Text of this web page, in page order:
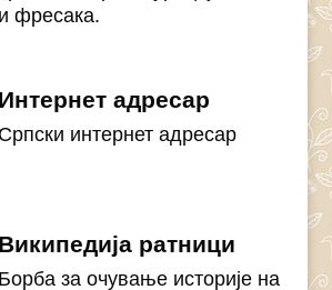
и фресака.
Интернет адресар
Српски интернет адресар
Википедија ратници
Борба за очување историје на